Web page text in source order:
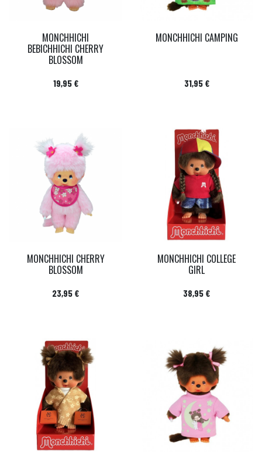
MONCHHICHI
BEBICHHICHI CHERRY
BLOSSOM
Prix
19,95 €
MONCHHICHI CAMPING
Prix
31,95 €
MONCHHICHI CHERRY
BLOSSOM
Prix
23,95 €
MONCHHICHI COLLEGE
GIRL
Prix
38,95 €